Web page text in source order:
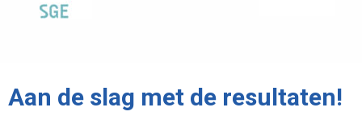
Aan de slag met de resultaten!